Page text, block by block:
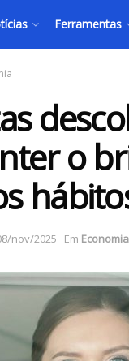
Ferramentas
o
nov/2025 Em Economia